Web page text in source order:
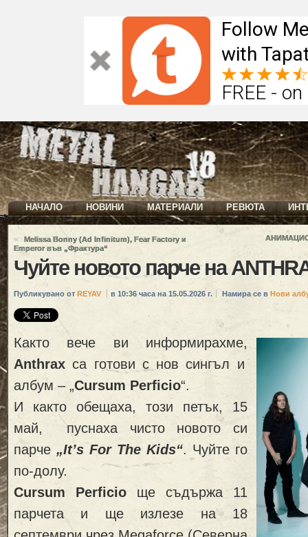
Follow
with
FREE -
НАЧАЛО НОВИНИ МАТЕРИАЛИ РЕВЮТА
«
Melissa Bonny (Ad Infinitum), Fear Factory и
Emperor във „Фрактура“
Чуйте новото парче на
Публикувано от REYAV в 10:36 часа на 15.05.2026 г. Намира се в Нови
Както вече ви информирахме,
Anthrax са готови с нов сингъл и
албум – „Cursum Perficio“.
И както обещаха, този петък, 15
май, пуснаха чисто новото си
парче „It’s For The Kids“. Чуйте го
по-долу.
Cursum Perficio ще съдържа 11
парчета и ще излезе на 18